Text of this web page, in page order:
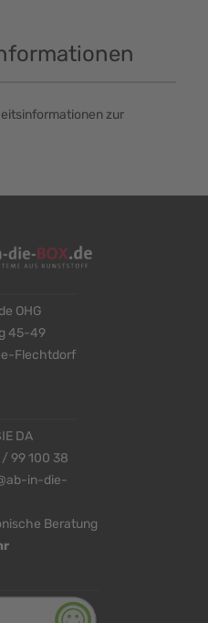
zur
OHG
45-49
Flechtdorf
DA
/ 99 100 38
in-die-
Beratung